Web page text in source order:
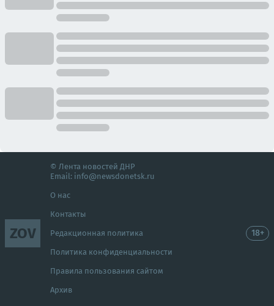
ZOV
© Лента новостей ДНР
Email: info@newsdonetsk.ru
О нас
Контакты
Редакционная политика
Политика конфиденциальности
Правила пользования сайтом
Архив
18+